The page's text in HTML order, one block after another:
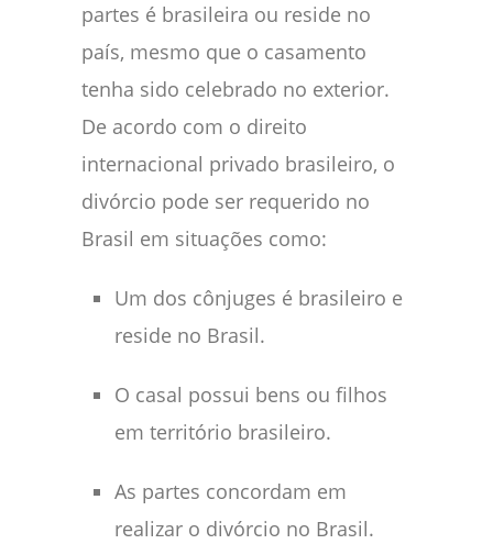
partes é brasileira ou reside no
país, mesmo que o casamento
tenha sido celebrado no exterior.
De acordo com o direito
internacional privado brasileiro, o
divórcio pode ser requerido no
Brasil em situações como:
Um dos cônjuges é brasileiro e
reside no Brasil.
O casal possui bens ou filhos
em território brasileiro.
As partes concordam em
realizar o divórcio no Brasil.